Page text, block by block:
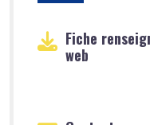
Fiche
web